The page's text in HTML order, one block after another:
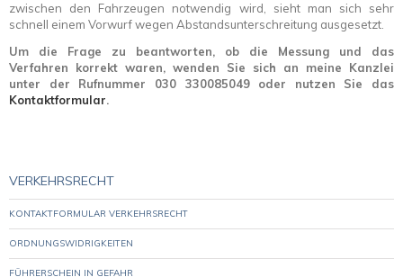
zwischen den Fahrzeugen notwendig wird, sieht man sich sehr
schnell einem Vorwurf wegen Abstandsunterschreitung ausgesetzt.
Um die Frage zu beantworten, ob die Messung und das
Verfahren korrekt waren, wenden Sie sich an meine Kanzlei
unter der Rufnummer 030 330085049 oder nutzen Sie das
Kontaktformular.
VERKEHRSRECHT
KONTAKTFORMULAR VERKEHRSRECHT
ORDNUNGSWIDRIGKEITEN
FÜHRERSCHEIN IN GEFAHR